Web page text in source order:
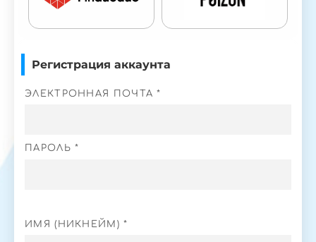
Регистрация аккаунта
ЭЛЕКТРОННАЯ ПОЧТА *
ПАРОЛЬ *
ИМЯ (НИКНЕЙМ) *